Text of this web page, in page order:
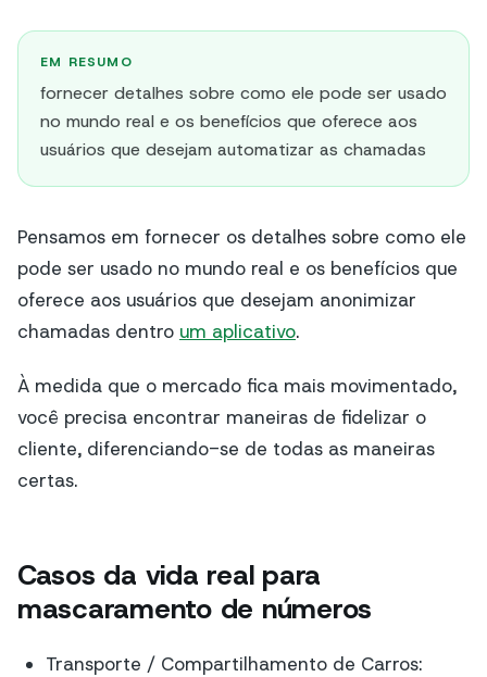
EM RESUMO
fornecer detalhes sobre como ele pode ser usado
no mundo real e os benefícios que oferece aos
usuários que desejam automatizar as chamadas
Pensamos em fornecer os detalhes sobre como ele
pode ser usado no mundo real e os benefícios que
oferece aos usuários que desejam anonimizar
chamadas dentro um aplicativo.
À medida que o mercado fica mais movimentado,
você precisa encontrar maneiras de fidelizar o
cliente, diferenciando-se de todas as maneiras
certas.
Casos da vida real para
mascaramento de números
Transporte / Compartilhamento de Carros: